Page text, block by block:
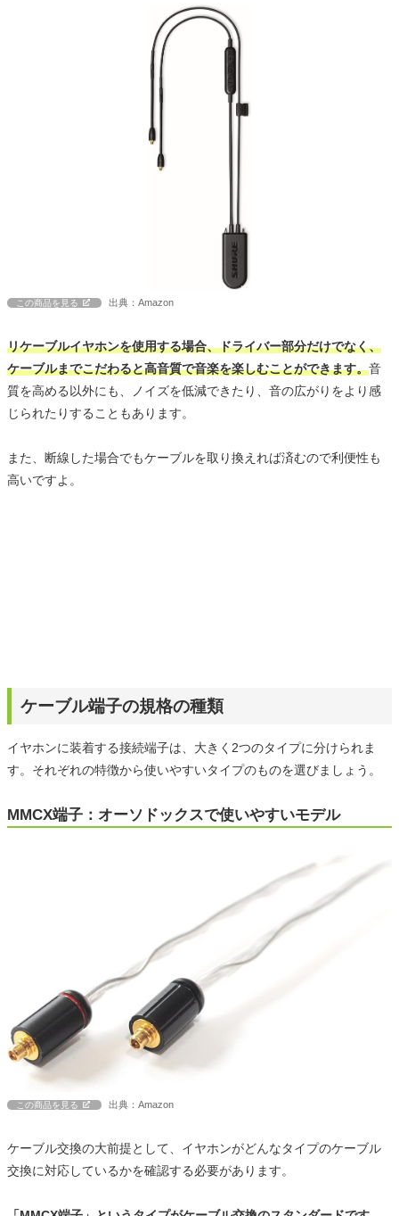
この商品を見る 出典：Amazon
リケーブルイヤホンを使用する場合、ドライバー部分だけでなく、
ケーブルまでこだわると高音質で音楽を楽しむことができます。音
質を高める以外にも、ノイズを低減できたり、音の広がりをより感
じられたりすることもあります。
また、断線した場合でもケーブルを取り換えれば済むので利便性も
高いですよ。
ケーブル端子の規格の種類
イヤホンに装着する接続端子は、大きく2つのタイプに分けられま
す。それぞれの特徴から使いやすいタイプのものを選びましょう。
MMCX端子：オーソドックスで使いやすいモデル
この商品を見る 出典：Amazon
ケーブル交換の大前提として、イヤホンがどんなタイプのケーブル
交換に対応しているかを確認する必要があります。